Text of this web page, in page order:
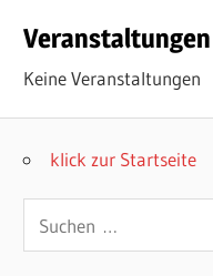
Veranstaltungen
Keine Veranstaltungen
klick zur Startseite
nach: